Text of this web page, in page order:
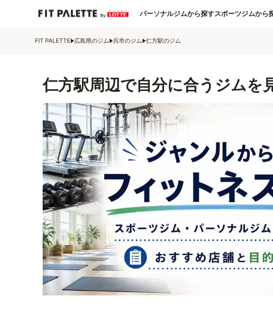
パーソナルジムから探すスポーツジムから
FIT PALETTE 広島県のジム 呉市のジム 仁方駅のジム
仁方駅周辺で自分に合うジムを